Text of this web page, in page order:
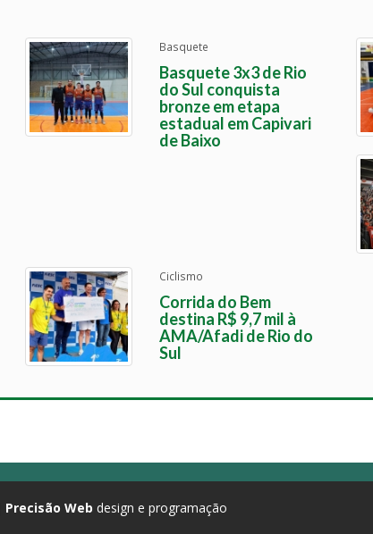
Basquete
Basquete 3x3 de Rio
do Sul conquista
bronze em etapa
estadual em Capivari
de Baixo
Ciclismo
Corrida do Bem
destina R$ 9,7 mil à
AMA/Afadi de Rio do
Sul
Precisão Web design e programação